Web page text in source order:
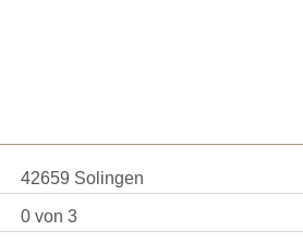
42659 Solingen
0 von 3